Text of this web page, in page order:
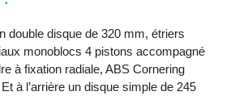
double disque de 320 mm, étriers
monoblocs 4 pistons accompagné
à fixation radiale, ABS Cornering
à l’arrière un disque simple de 245